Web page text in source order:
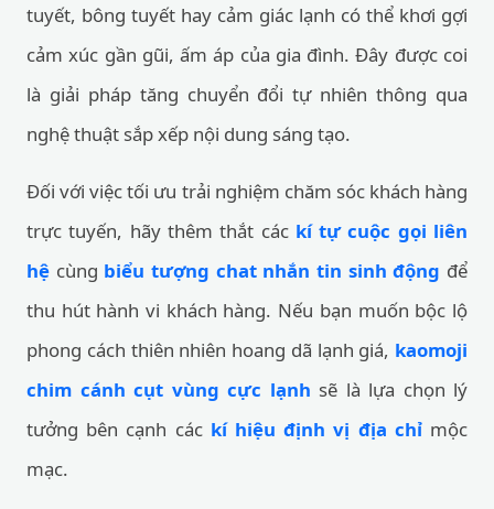
tuyết, bông tuyết hay cảm giác lạnh có thể khơi gợi
cảm xúc gần gũi, ấm áp của gia đình. Đây được coi
là giải pháp tăng chuyển đổi tự nhiên thông qua
nghệ thuật sắp xếp nội dung sáng tạo.
Đối với việc tối ưu trải nghiệm chăm sóc khách hàng
trực tuyến, hãy thêm thắt các kí tự cuộc gọi liên
hệ cùng biểu tượng chat nhắn tin sinh động để
thu hút hành vi khách hàng. Nếu bạn muốn bộc lộ
phong cách thiên nhiên hoang dã lạnh giá, kaomoji
chim cánh cụt vùng cực lạnh sẽ là lựa chọn lý
tưởng bên cạnh các kí hiệu định vị địa chỉmộc
mạc.